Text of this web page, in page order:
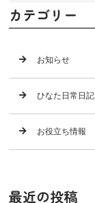
カテゴリー
お知らせ
ひなた日常日記
お役立ち情報
最近の投稿